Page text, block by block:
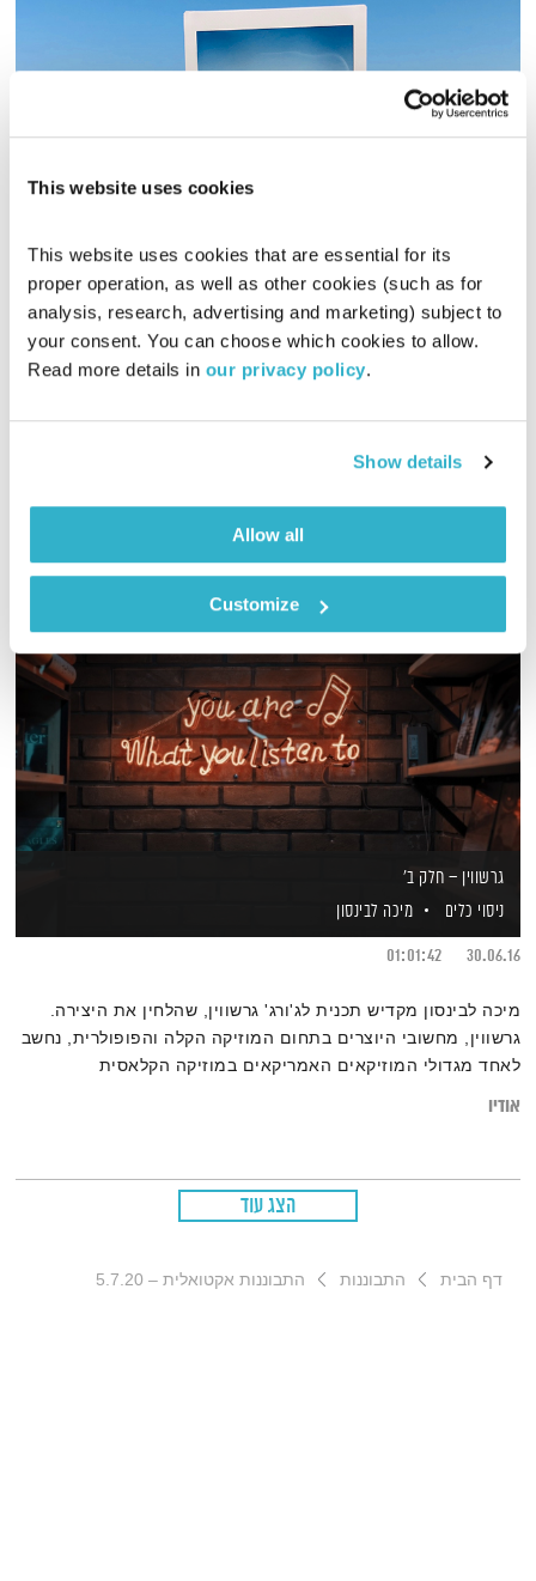
This website uses cookies
This website uses cookies that are essential for its
proper operation, as well as other cookies (such as for
analysis, research, advertising and marketing) subject to
your consent. You can choose which cookies to allow.
Read more details in our privacy policy.
Show details
Allow all
Customize
התעוררות – 3.1.24
התעוררות
גליה גלעדי
03.01.24
01:27:42
מעולה בעריכתה ובהגשתה
אודיו
גרשווין – חלק ב'
ניסוי כלים
מיכה לבינסון
30.06.16
01:01:42
מיכה לבינסון מקדיש תכנית לג'ורג' גרשווין, שהלחין את היצירה.
גרשווין, מחשובי היוצרים בתחום המוזיקה הקלה והפופולרית, נחשב
לאחד מגדולי המוזיקאים האמריקאים במוזיקה הקלאסית
אודיו
הצג עוד
דף הבית התבוננות התבוננות אקטואלית – 5.7.20